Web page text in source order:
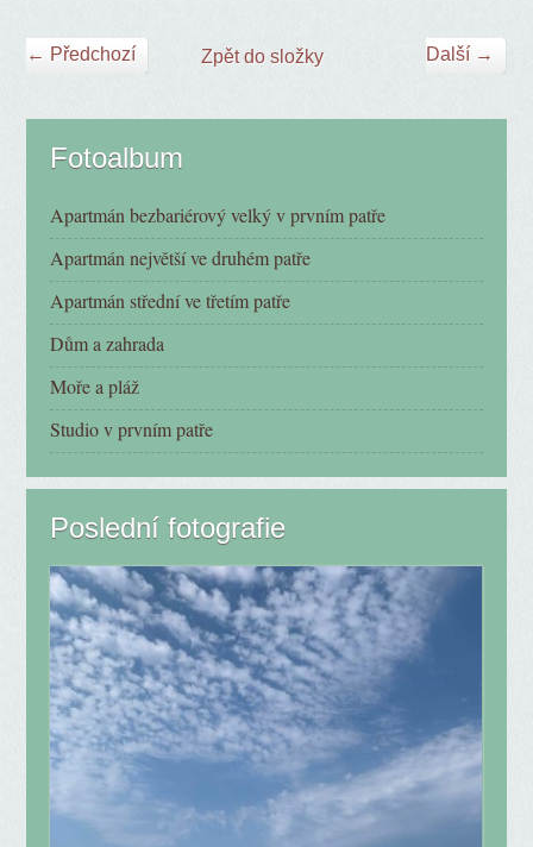
← Předchozí Další →
Zpět do složky
Fotoalbum
Apartmán bezbariérový velký v prvním patře
Apartmán největší ve druhém patře
Apartmán střední ve třetím patře
Dům a zahrada
Moře a pláž
Studio v prvním patře
Poslední fotografie